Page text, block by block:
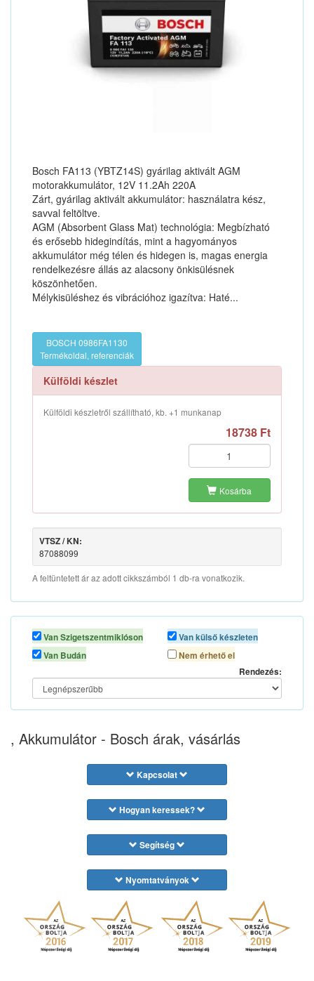
Bosch FA113 (YBTZ14S) gyárilag aktivált AGM
motorakkumulátor, 12V 11.2Ah 220A
Zárt, gyárilag aktivált akkumulátor: használatra kész,
savval feltöltve.
AGM (Absorbent Glass Mat) technológia: Megbízható
és erősebb hidegindítás, mint a hagyományos
akkumulátor még télen és hidegen is, magas energia
rendelkezésre állás az alacsony önkisülésnek
köszönhetően.
Mélykisüléshez és vibrációhoz igazítva: Haté...
BOSCH 0986FA1130
Termékoldal, referenciák
Külföldi készlet
Külföldi készletről szállítható, kb. +1 munkanap
18738 Ft
Kosárba
VTSZ / KN:
87088099
A feltüntetett ár az adott cikkszámból 1 db-ra vonatkozik.
Van Szigetszentmiklóson
Van Budán
Van külső készleten
Nem érhető el
Rendezés:
, Akkumulátor - Bosch árak, vásárlás
Kapcsolat
Hogyan keressek?
Segítség
Nyomtatványok